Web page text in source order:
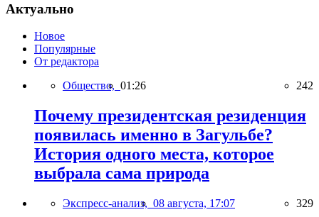
Актуально
Новое
Популярные
От редактора
Общество, 01:26 242
Почему президентская резиденция
появилась именно в Загульбе?
История одного места, которое
выбрала сама природа
Экспресс-анализ, 08 августа, 17:07 329